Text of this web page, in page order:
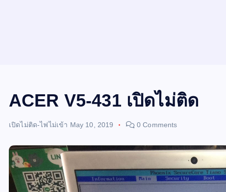
ACER V5-431 เปิดไม่ติด
เปิดไม่ติด-ไฟไม่เข้า May 10, 2019 0 Comments